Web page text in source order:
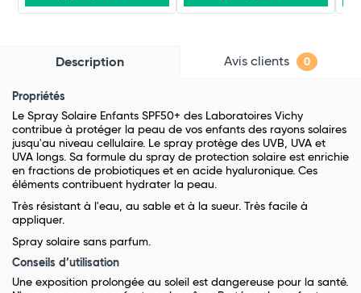
Description Avis clients 0
Propriétés
Le Spray Solaire Enfants SPF50+ des Laboratoires Vichy
contribue à protéger la peau de vos enfants des rayons solaires
jusqu'au niveau cellulaire. Le spray protège des UVB, UVA et
UVA longs. Sa formule du spray de protection solaire est enrichie
en fractions de probiotiques et en acide hyaluronique. Ces
éléments contribuent hydrater la peau.
Très résistant à l'eau, au sable et à la sueur. Très facile à
appliquer.
Spray solaire sans parfum.
Conseils d’utilisation
Une exposition prolongée au soleil est dangereuse pour la santé.